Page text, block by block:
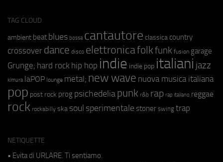
TAG CLOUD
ambient beat blues bossa cantautore classica country
crossover dance disco elettronicafolkfunk fusion garage
Grunge; hard rock hip hop indie indie pop italiani jazz
kimura laPOP lounge metal; new wave nuova musica italiana
pop post rock prog psichedeliapunk r&b rap rap italiano reggae
rock rockabilly ska soul sperimentale stoner swing trap
NETIQUETTE
• Evita di URLARE. Ti sentiamo.